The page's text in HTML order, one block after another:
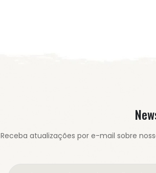
Receba atualizações por e-mail sobre